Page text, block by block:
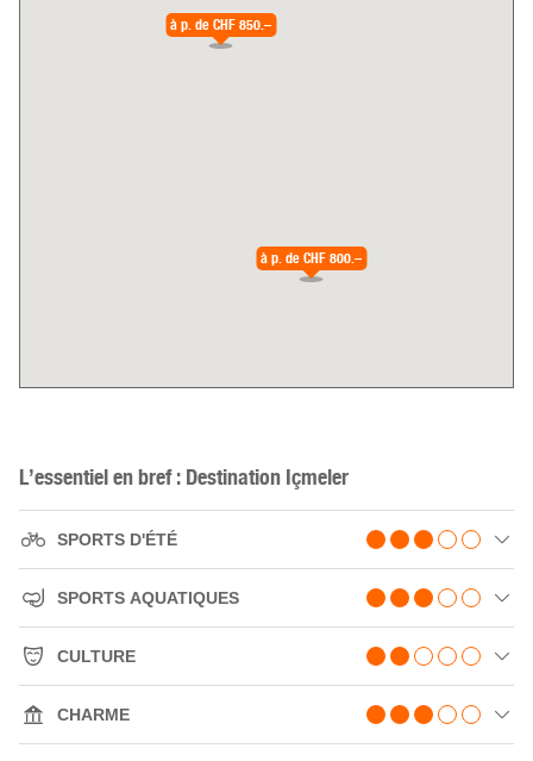
à p. de CHF 800.–
à p. de CHF 850.–
L’essentiel en bref : Destination Içmeler
SPORTS D'ÉTÉ
SPORTS AQUATIQUES
CULTURE
CHARME